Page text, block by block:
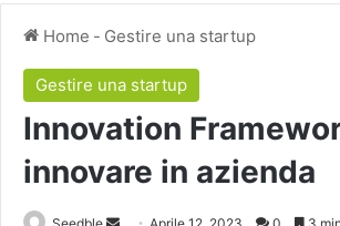
Home - Gestire una startup
Gestire una startup
Innovation
innovare in azienda
Invia